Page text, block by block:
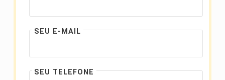
SEU E-MAIL
SEU TELEFONE